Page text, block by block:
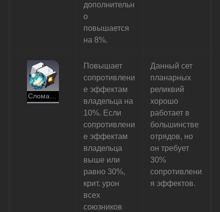
дополнительн
о
повышается
на 8%.
Повышает
сопротивлени
е эффектам
владельца на
10%. Если
сопротивлени
е эффектам
владельца
выше или
равно 30%,
крит. урон
всех
союзников
Данный сет
планарных
реликвий
хорошо
работает в
большинстве
отрядов, но
он требует
30%
сопротивлени
я эффектов.